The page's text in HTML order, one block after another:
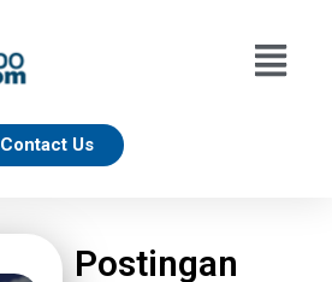
Contact Us
Postingan